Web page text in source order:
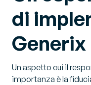
di
Generix
Un aspetto cui il
importanza è la